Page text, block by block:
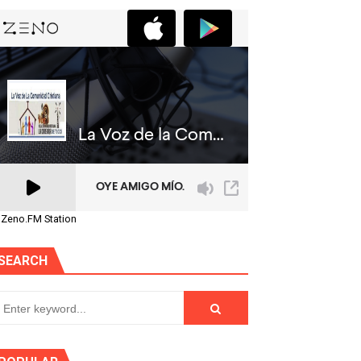
Station